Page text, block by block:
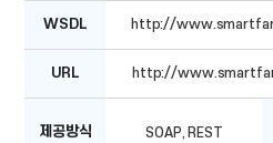
기능명,
제공방식,
서비스
WSDL http://
URL http://
제공방식 SOAP, REST